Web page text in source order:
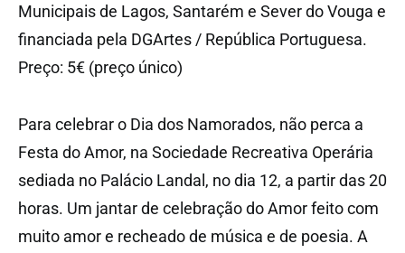
Municipais de Lagos, Santarém e Sever do Vouga e
financiada pela DGArtes / República Portuguesa.
Preço: 5€ (preço único)
Para celebrar o Dia dos Namorados, não perca a
Festa do Amor, na Sociedade Recreativa Operária
sediada no Palácio Landal, no dia 12, a partir das 20
horas. Um jantar de celebração do Amor feito com
muito amor e recheado de música e de poesia. A